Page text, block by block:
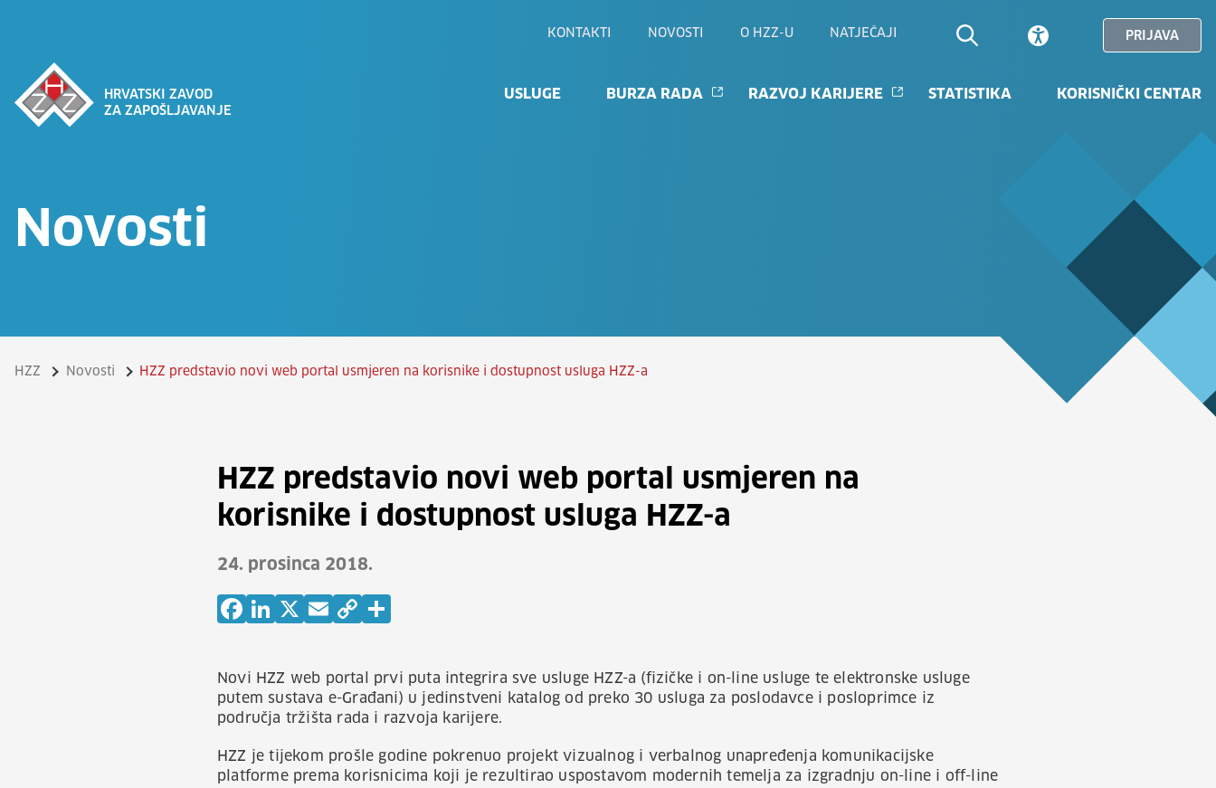
KONTAKTI NOVOSTI O HZZ-U NATJEČAJI PRIJAVA
HRVATSKI ZAVOD
ZA ZAPOŠLJAVANJE
USLUGE BURZA RADA RAZVOJ KARIJERE STATISTIKA KORISNIČKI CENTAR
Novosti
HZZ Novosti HZZ predstavio novi web portal usmjeren na korisnike i dostupnost usluga HZZ-a
HZZ predstavio novi web portal usmjeren na
korisnike i dostupnost usluga HZZ-a
24. prosinca 2018.
Novi HZZ web portal prvi puta integrira sve usluge HZZ-a (fizičke i on-line usluge te elektronske usluge
putem sustava e-Građani) u jedinstveni katalog od preko 30 usluga za poslodavce i posloprimce iz
područja tržišta rada i razvoja karijere.
HZZ je tijekom prošle godine pokrenuo projekt vizualnog i verbalnog unapređenja komunikacijske
platforme prema korisnicima koji je rezultirao uspostavom modernih temelja za izgradnju on-line i off-line